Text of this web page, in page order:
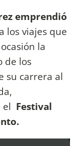
emprendió
los viajes que
la
de los
su carrera al
el Festival